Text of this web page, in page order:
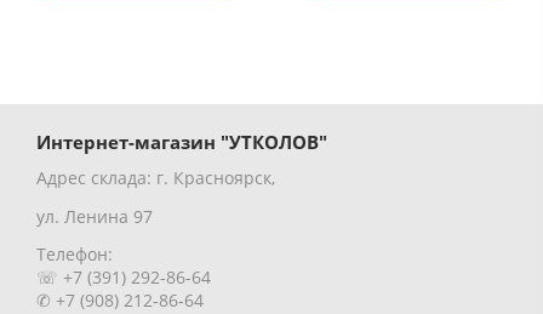
Интернет-магазин "УТКОЛОВ"
Адрес склада: г. Красноярск,
ул. Ленина 97
Телефон:
☏ +7 (391) 292-86-64
✆ +7 (908) 212-86-64